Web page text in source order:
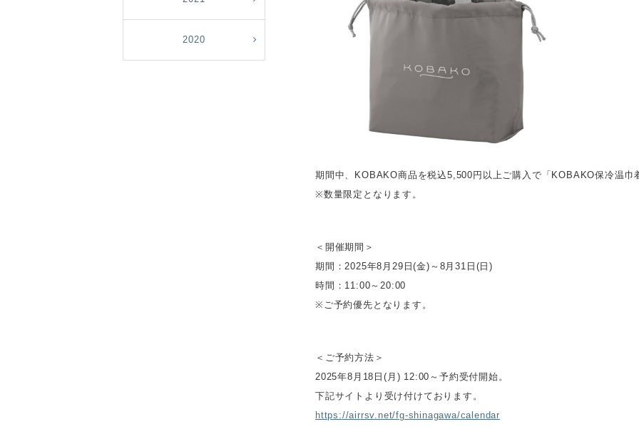
期間中、KOBAKO商品を税込5,500円以上ご購入で「KOBAKO保冷温巾
※数量限定となります。
＜開催期間＞
期間：2025年8月29日(金)～8月31日(日)
時間：11:00～20:00
※ご予約優先となります。
＜ご予約方法＞
2025年8月18日(月) 12:00～予約受付開始。
下記サイトより受け付けております。
https://airrsv.net/fg-shinagawa/calendar
2020